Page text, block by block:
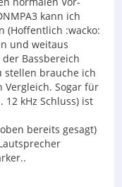
kann ich
(Hoffentlich :wacko:
und weitaus
Bassbereich
stellen brauche ich
Vergleich. Sogar für
kHz Schluss) ist
bereits gesagt)